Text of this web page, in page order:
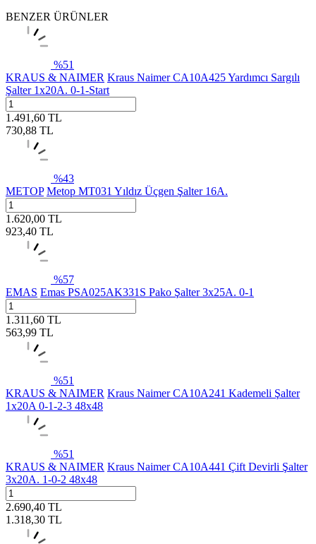
BENZER ÜRÜNLER
%51
KRAUS & NAIMER Kraus Naimer CA10A425 Yardımcı Sargılı
Şalter 1x20A. 0-1-Start
1.491,60 TL
730,88 TL
%43
METOP Metop MT031 Yıldız Üçgen Şalter 16A.
1.620,00 TL
923,40 TL
%57
EMAS Emas PSA025AK331S Pako Şalter 3x25A. 0-1
1.311,60 TL
563,99 TL
%51
KRAUS & NAIMER Kraus Naimer CA10A241 Kademeli Şalter
1x20A 0-1-2-3 48x48
%51
KRAUS & NAIMER Kraus Naimer CA10A441 Çift Devirli Şalter
3x20A. 1-0-2 48x48
2.690,40 TL
1.318,30 TL